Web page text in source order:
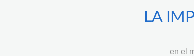
LA
en el